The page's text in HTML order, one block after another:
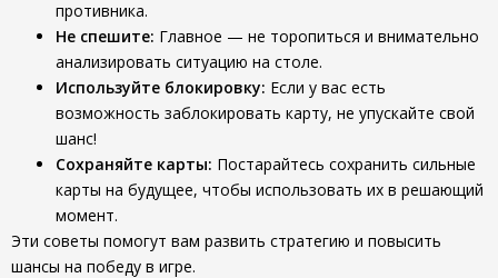
противника.
Не спешите: Главное — не торопиться и внимательно
анализировать ситуацию на столе.
Используйте блокировку: Если у вас есть
возможность заблокировать карту, не упускайте свой
шанс!
Сохраняйте карты: Постарайтесь сохранить сильные
карты на будущее, чтобы использовать их в решающий
момент.
Эти советы помогут вам развить стратегию и повысить
шансы на победу в игре.